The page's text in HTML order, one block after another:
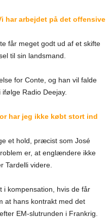
har arbejdet på det offensive
får meget godt ud af et skifte
til sin landsmand.
for Conte, og han vil falde
Radio Deejay.
har jeg ikke købt stort ind
et hold, præcist som José
er, at englændere ikke
Tardelli videre.
i kompensation, hvis de får
at hans kontrakt med det
EM-slutrunden i Frankrig.